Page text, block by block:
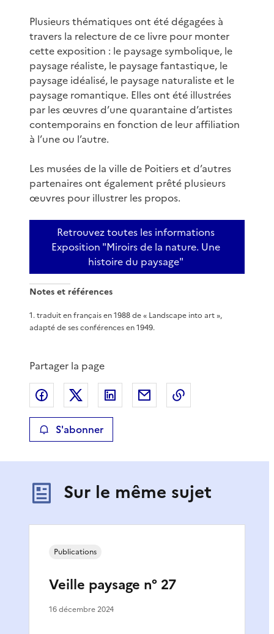
Plusieurs thématiques ont été dégagées à
travers la relecture de ce livre pour monter
cette exposition : le paysage symbolique, le
paysage réaliste, le paysage fantastique, le
paysage idéalisé, le paysage naturaliste et le
paysage romantique. Elles ont été illustrées
par les œuvres d’une quarantaine d’artistes
contemporains en fonction de leur affiliation
à l’une ou l’autre.
Les musées de la ville de Poitiers et d’autres
partenaires ont également prêté plusieurs
œuvres pour illustrer les propos.
Retrouvez toutes les informations
Exposition "Miroirs de la nature. Une
histoire du paysage"
Notes et références
1.traduit en français en 1988 de « Landscape into art »,
adapté de ses conférences en 1949.
Partager la page
Partager sur Facebook
Partager sur XPartager sur LinkedIn
Partager par email
S'abonner
Sur le même sujet
Veille paysage n° 27
Publications
16 décembre 2024